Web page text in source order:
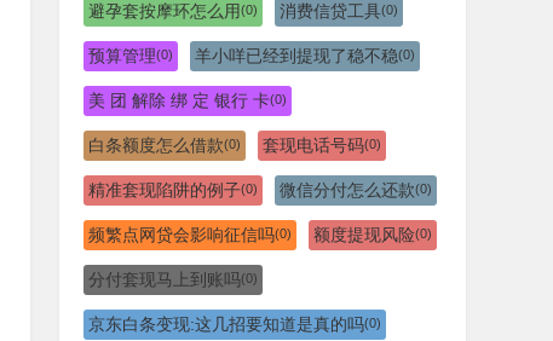
避孕套按摩环怎么用(0) 消费信贷工具(0)
预算管理(0) 羊小咩已经到提现了稳不稳(0)
美 团 解除 绑 定 银行 卡(0)
白条额度怎么借款(0) 套现电话号码(0)
精准套现陷阱的例子(0) 微信分付怎么还款(0)
频繁点网贷会影响征信吗(0) 额度提现风险(0)
分付套现马上到账吗(0)
京东白条变现:这几招要知道是真的吗(0)